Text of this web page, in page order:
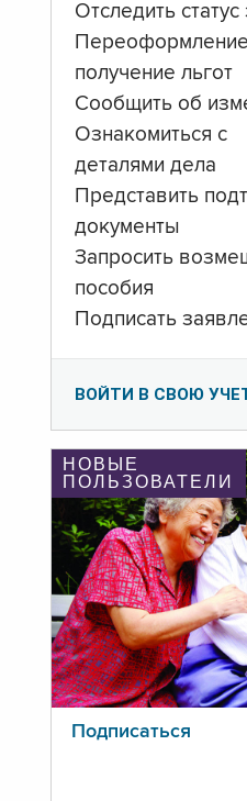
Отследить
получение льгот
Сообщить об
Ознакомиться с
деталями дела
Представить
документы
Запросить
пособия
Подписать
ВОЙТИ В СВОЮ
НОВЫЕ
ПОЛЬЗОВАТЕЛИ
Подписаться